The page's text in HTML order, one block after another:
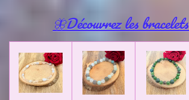
🦋Découvrez les